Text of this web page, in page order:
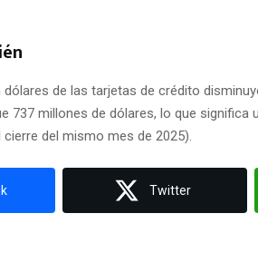
de las tarjetas de crédito
737 millones de dólares, lo que significa
del mismo mes de 2025).
Twitter